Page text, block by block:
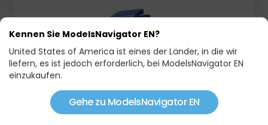
SCANIA 113 M
Kennen Sie ModelsNavigator EN?
United States of America ist eines der Länder, in die wir
liefern, es ist jedoch erforderlich, bei ModelsNavigator EN
einzukaufen.
Gehe zu ModelsNavigator EN